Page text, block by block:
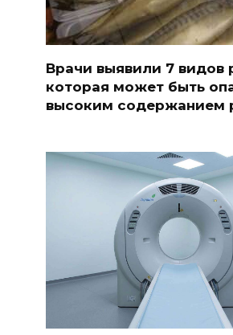
Врачи выявили 7 видов
которая может быть
высоким содержанием